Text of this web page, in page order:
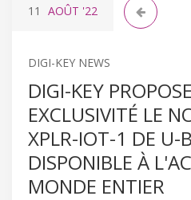
11 AOÛT '22
DIGI-KEY NEWS
DIGI-KEY
EXCLUSIVITÉ LE
XPLR-IOT-1 DE U-
DISPONIBLE À
MONDE ENTIER